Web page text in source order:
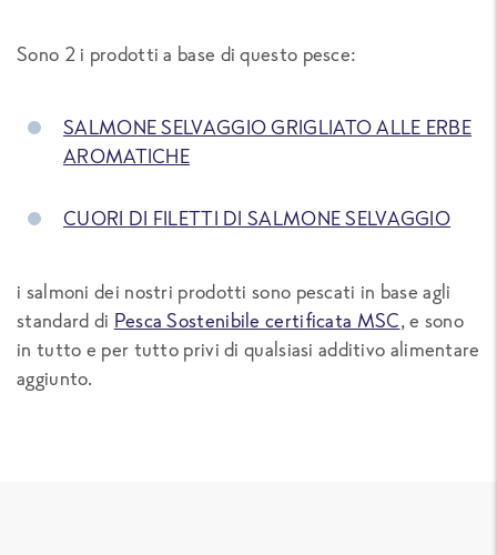
Sono 2 i prodotti a base di questo pesce:
SALMONE SELVAGGIO GRIGLIATO ALLE ERBE
AROMATICHE
CUORI DI FILETTI DI SALMONE SELVAGGIO
i salmoni dei nostri prodotti sono pescati in base agli
standard di Pesca Sostenibile certificata MSC, e sono
in tutto e per tutto privi di qualsiasi additivo alimentare
aggiunto.